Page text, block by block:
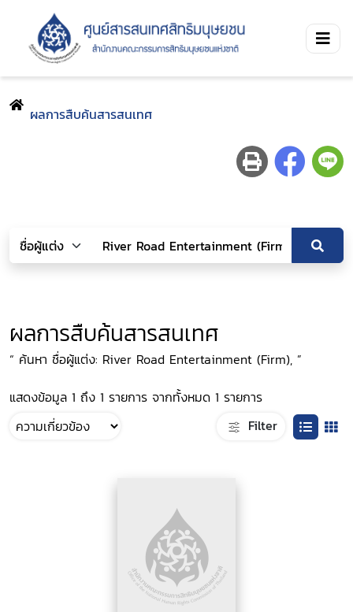
ผลการสืบค้นสารสนเทศ
ผลการสืบค้นสารสนเทศ
“ ค้นหา ชื่อผู้แต่ง: River Road Entertainment (Firm), ”
แสดงข้อมูล 1 ถึง 1 รายการ จากทั้งหมด 1 รายการ
Filter